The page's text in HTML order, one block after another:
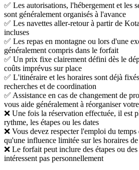
✅ Les autorisations, l'hébergement et les
sont généralement organisés à l'avance
✅ Les navettes aller-retour à partir de
incluses
✅ Les repas en montagne ou lors d'une
généralement compris dans le forfait
✅ Un prix fixe clairement défini dès le
coûts imprévus sur place
✅ L'itinéraire et les horaires sont déjà
recherches et de coordination
✅ Assistance en cas de changement de
vous aide généralement à réorganiser
❌ Une fois la réservation effectuée, il est
rythme, les étapes ou les dates
❌ Vous devez respecter l'emploi du
qu'une influence limitée sur les horaires de
❌ Le forfait peut inclure des étapes ou
intéressent pas personnellement